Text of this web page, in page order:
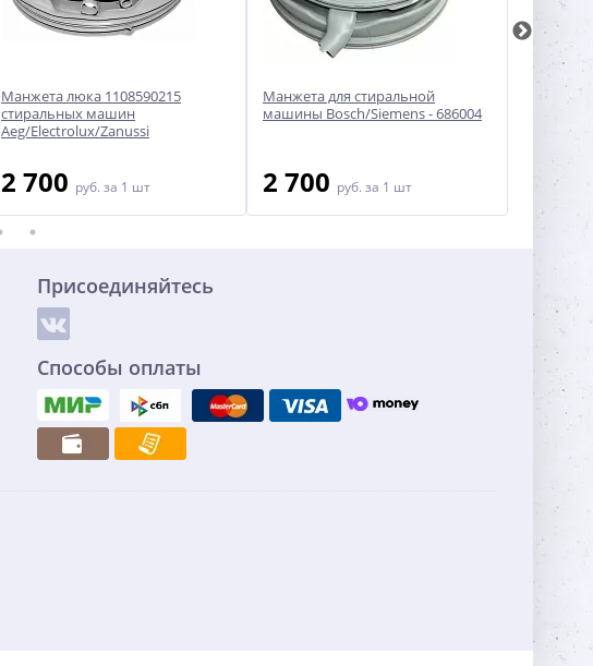
Манжета люка 1108590215
стиральных машин
Aeg/Electrolux/Zanussi
2 700 руб. за 1 шт
Манжета для стиральной
машины Bosch/Siemens - 686004
2 700 руб. за 1 шт
Манжета
1
Присоединяйтесь
Способы оплаты